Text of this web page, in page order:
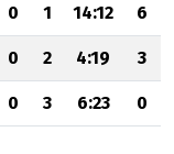
0 1 14:12 6
0 2 4:19 3
0 3 6:23 0